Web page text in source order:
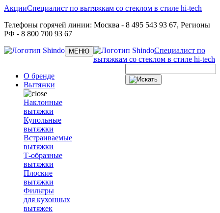
Акции
Телефоны горячей линии: Москва - 8 495 543 93 67, Регионы
РФ - 8 800 700 93 67
Специалист по вытяжкам со стеклом в стиле hi-tech
Toggle
navigation
МЕНЮ
Специалист по
вытяжкам со стеклом в стиле hi-tech
О бренде
Вытяжки
Наклонные
вытяжки
Купольные
вытяжки
Встраиваемые
вытяжки
Т-образные
вытяжки
Плоские
вытяжки
Фильтры
для кухонных
вытяжек